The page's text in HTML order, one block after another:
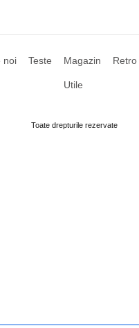
noi Teste Magazin Retro
Utile
Toate drepturile rezervate